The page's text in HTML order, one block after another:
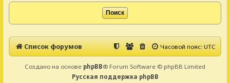
Список форумов Часовой пояс:UTC
Создано на основе phpBB® Forum Software © phpBB Limited
Русская поддержка phpBB